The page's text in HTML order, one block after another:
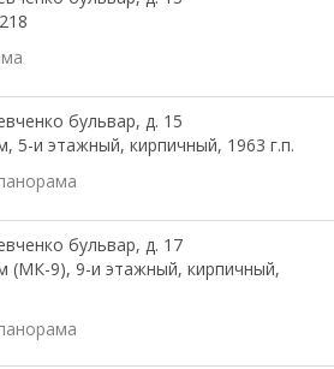
бульвар, д. 15
5-и этажный, кирпичный, 1963 г.п.
бульвар, д. 17
(МК-9), 9-и этажный, кирпичный,